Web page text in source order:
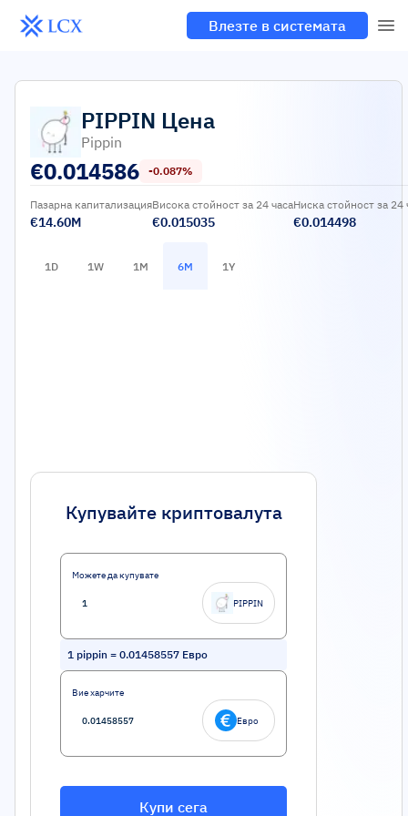
Влезте в системата
PIPPIN Цена
Pippin
€0.014586 -0.087%
Пазарна капитализация
€14.60M
Висока стойност за 24 часа
€0.015035
Ниска стойност за 24
€0.014498
1D 1W 1M 6M 1Y
Купувайте криптовалута
Можете да купувате
PIPPIN
1 pippin = 0.01458557 Евро
Вие харчите
Евро
Купи сега